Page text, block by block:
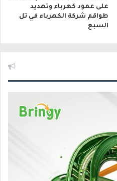
على عمود كهرباء وتهديد
طواقم شركة الكهرباء في تل
السبع